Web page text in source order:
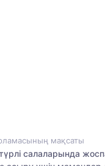
мақсаты
салаларында